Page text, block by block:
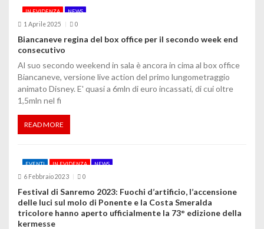
c
o
l
i
IN EVIDENZA NEWS
1 Aprile 2025 0
Biancaneve regina del box office per il secondo week end
consecutivo
Al suo secondo weekend in sala è ancora in cima al box office
Biancaneve, versione live action del primo lungometraggio
animato Disney. E' quasi a 6mln di euro incassati, di cui oltre
1,5mln nel fi
READ MORE
EVENTI IN EVIDENZA NEWS
6 Febbraio 2023 0
Festival di Sanremo 2023: Fuochi d’artificio, l’accensione
delle luci sul molo di Ponente e la Costa Smeralda
tricolore hanno aperto ufficialmente la 73° edizione della
kermesse